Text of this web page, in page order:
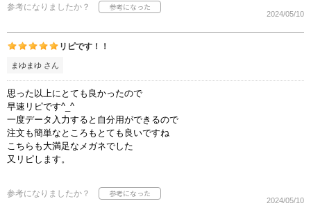
参考になりましたか？
2024/05/10
リピです！！
まゆまゆ さん
思った以上にとても良かったので
早速リピです^_^
一度データ入力すると自分用ができるので
注文も簡単なところもとても良いですね
こちらも大満足なメガネでした
又リピします。
参考になりましたか？
2024/05/10